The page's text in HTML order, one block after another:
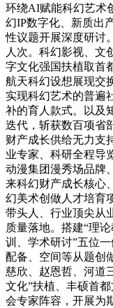
环绕AI赋能科幻艺术
幻IP数字化、新质出
性议题开展深度研讨
人次。科幻影视、文
字文化强国扶植取首
航天科幻设想展现交
实现科幻艺术的普遍
补的育人款式。以及
迭代，斩获数百项省
财产成长供给无力支
业专家、科研全程导
动漫集团漫秀场品牌
来科幻财产成长核心
幻美术创做人才培育
带头人、行业顶尖从
质量落地。搭建“理
训、学术研讨”五位
配备、空间等从题创
慈欣、赵恩哲、河道
文化”扶植、丰硕首
会专家阵容，开展为